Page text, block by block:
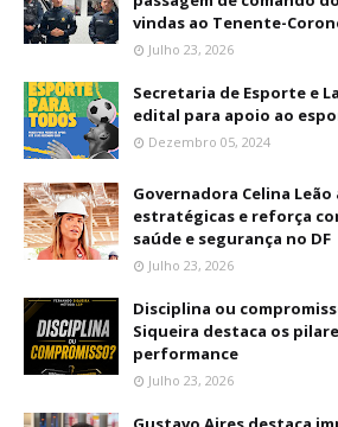
vindas ao Tenente-
Julho 23, 2026
Secretaria de Esporte e
edital para apoio ao
Dezembro 05, 2024
Governadora Celina
estratégicas e reforça
saúde e segurança no DF
Julho 23, 2026
Disciplina ou
Siqueira destaca os
performance
Julho 23, 2026